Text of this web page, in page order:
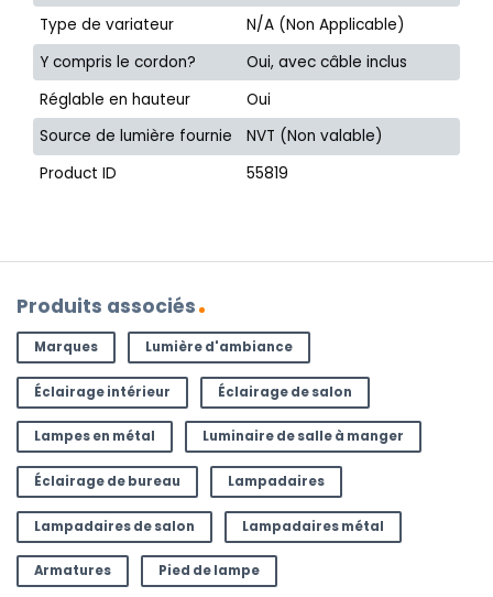
Type de variateur
N/A (Non Applicable)
Y compris le cordon?
Oui, avec câble inclus
Réglable en hauteur
Oui
Source de lumière fournie
NVT (Non valable)
Product ID
55819
Produits associés
Marques Lumière d'ambiance
Éclairage intérieur Éclairage de salon
Lampes en métal Luminaire de salle à manger
Éclairage de bureau Lampadaires
Lampadaires de salon Lampadaires métal
Armatures Pied de lampe